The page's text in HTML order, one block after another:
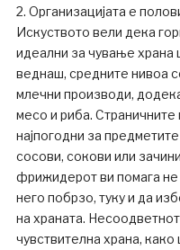
2. Организацијата е
Искуството вели дека
идеални за чување
веднаш, средните нивоа
млечни производи,
месо и риба. Страничните
најпогодни за
сосови, сокови или
фрижидерот ви помага
него побрзо, туку и да
на храната.
чувствителна храна,